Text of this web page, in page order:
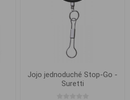
Jojo jednoduché Stop-Go -
Suretti